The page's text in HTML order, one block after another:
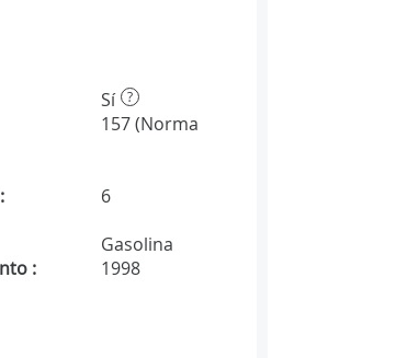
Sí ?
157 (Norma
6
Gasolina
:
1998